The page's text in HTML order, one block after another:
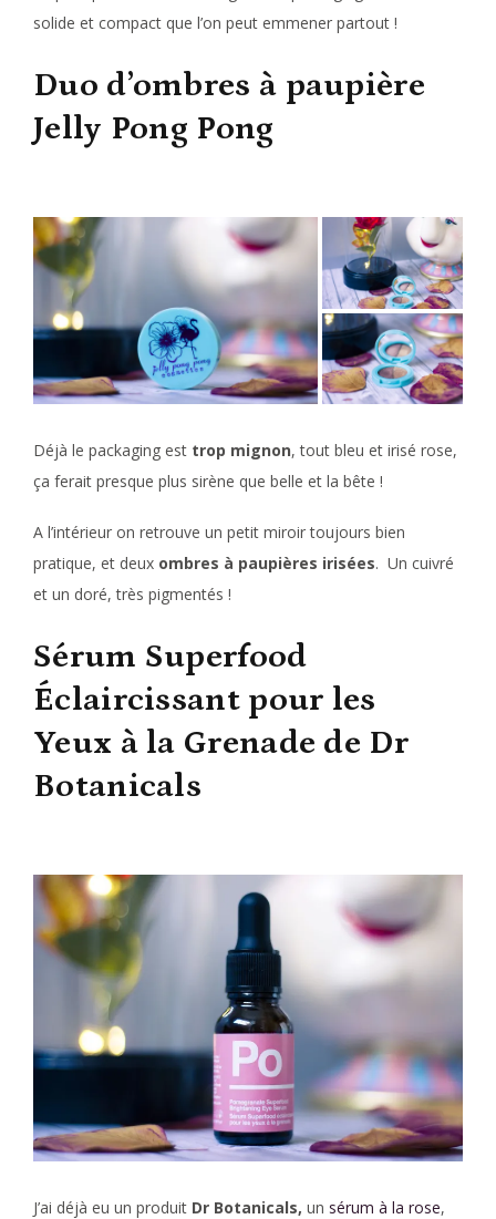
solide et compact que l’on peut emmener partout !
Duo d’ombres à paupière
Jelly Pong Pong
Déjà le packaging est trop mignon, tout bleu et irisé rose,
ça ferait presque plus sirène que belle et la bête !
A l’intérieur on retrouve un petit miroir toujours bien
pratique, et deux ombres à paupières irisées. Un cuivré
et un doré, très pigmentés !
Sérum Superfood
Éclaircissant pour les
Yeux à la Grenade de Dr
Botanicals
J’ai déjà eu un produit Dr Botanicals, un sérum à la rose,